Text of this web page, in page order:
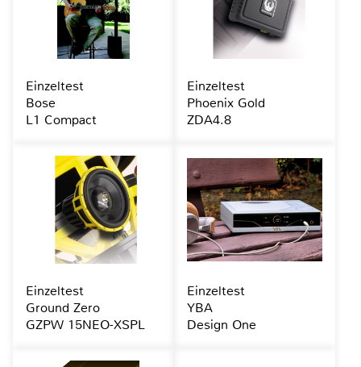
Einzeltest
Bose
L1 Compact
Einzeltest
Phoenix Gold
ZDA4.8
Einzeltest
Ground Zero
GZPW 15NEO-XSPL
Einzeltest
YBA
Design One